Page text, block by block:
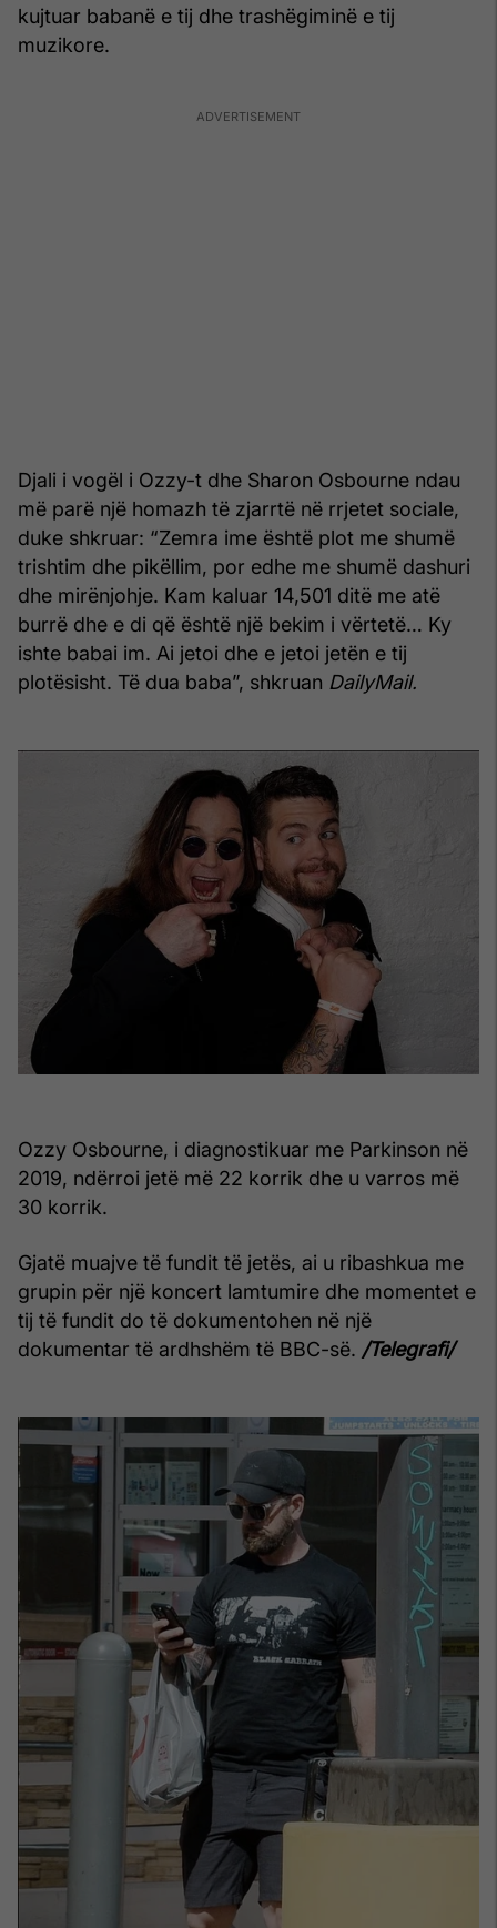
kujtuar babanë e tij dhe trashëgiminë e tij
muzikore.
Djali i vogël i Ozzy-t dhe Sharon Osbourne ndau
më parë një homazh të zjarrtë në rrjetet sociale,
duke shkruar: “Zemra ime është plot me shumë
trishtim dhe pikëllim, por edhe me shumë dashuri
dhe mirënjohje. Kam kaluar 14,501 ditë me atë
burrë dhe e di që është një bekim i vërtetë… Ky
ishte babai im. Ai jetoi dhe e jetoi jetën e tij
plotësisht. Të dua baba”, shkruan DailyMail.
Ozzy Osbourne, i diagnostikuar me Parkinson në
2019, ndërroi jetë më 22 korrik dhe u varros më
30 korrik.
Gjatë muajve të fundit të jetës, ai u ribashkua me
grupin për një koncert lamtumire dhe momentet e
tij të fundit do të dokumentohen në një
dokumentar të ardhshëm të BBC-së. /Telegrafi/